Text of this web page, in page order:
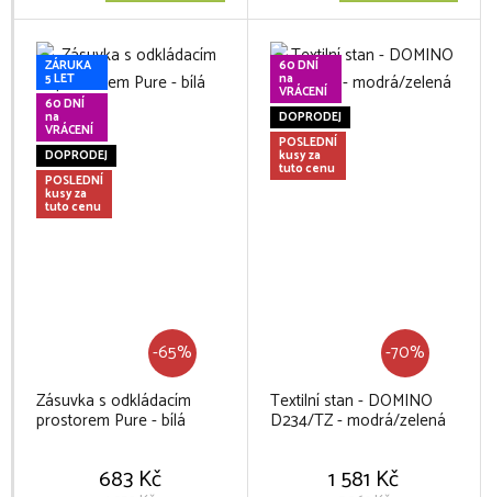
ZÁRUKA
5 LET
60 DNÍ
na
VRÁCENÍ
DOPRODEJ
POSLEDNÍ
kusy za
tuto cenu
-65%
Zásuvka s odkládacím
prostorem Pure - bílá
683 Kč
60 DNÍ
na
VRÁCENÍ
DOPRODEJ
POSLEDNÍ
kusy za
tuto cenu
-70%
Textilní stan - DOMINO
D234/TZ - modrá/zelená
1 581 Kč